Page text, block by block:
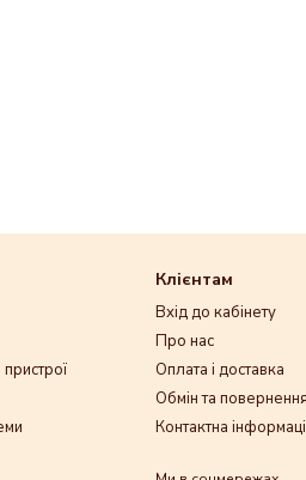
Клієнтам
Вхід до кабінету
Про нас
Оплата і доставка
Обмін та повернення
Контактна